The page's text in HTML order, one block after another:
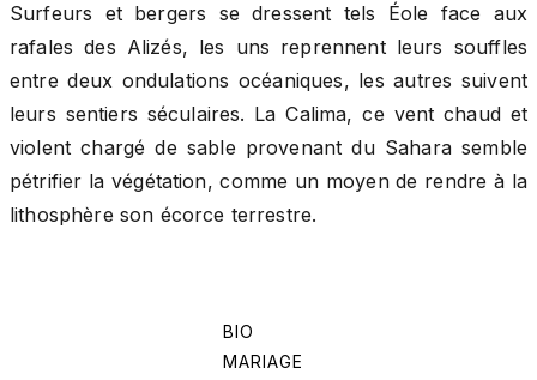
Surfeurs et bergers se dressent tels Éole face aux
rafales des Alizés, les uns reprennent leurs souffles
entre deux ondulations océaniques, les autres suivent
leurs sentiers séculaires. La Calima, ce vent chaud et
violent chargé de sable provenant du Sahara semble
pétrifier la végétation, comme un moyen de rendre à la
lithosphère son écorce terrestre.
BIO
MARIAGE